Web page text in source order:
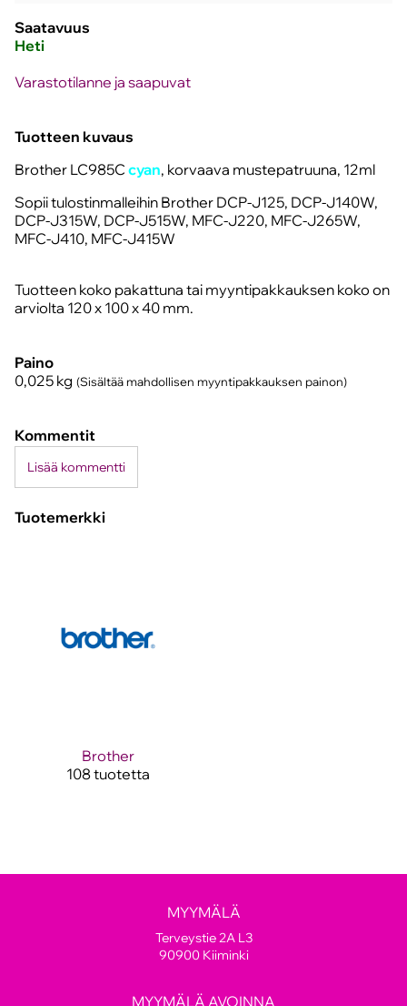
Saatavuus
Heti
Varastotilanne ja saapuvat
Tuotteen kuvaus
Brother LC985C cyan, korvaava mustepatruuna, 12ml
Sopii tulostinmalleihin Brother DCP-J125, DCP-J140W,
DCP-J315W, DCP-J515W, MFC-J220, MFC-J265W,
MFC-J410, MFC-J415W
Tuotteen koko pakattuna tai myyntipakkauksen koko on
arviolta 120 x 100 x 40 mm.
Paino
0,025 kg (Sisältää mahdollisen myyntipakkauksen painon)
Kommentit
Lisää kommentti
Tuotemerkki
Brother
108 tuotetta
MYYMÄLÄ
Terveystie 2A L3
90900 Kiiminki
MYYMÄLÄ AVOINNA